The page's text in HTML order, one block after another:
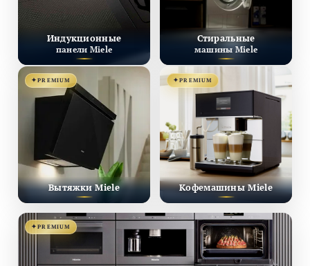
Индукционные
панели Miele
Стиральные
машины Miele
PREMIUM
Вытяжки Miele
PREMIUM
Кофемашины Miele
PREMIUM